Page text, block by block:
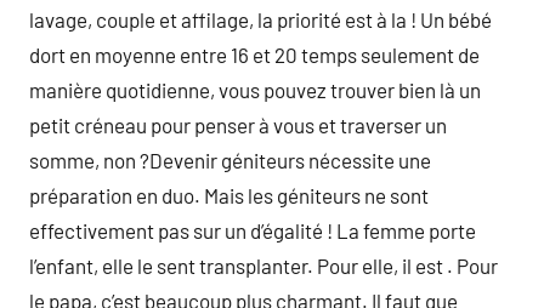
lavage, couple et affilage, la priorité est à la ! Un bébé
dort en moyenne entre 16 et 20 temps seulement de
manière quotidienne, vous pouvez trouver bien là un
petit créneau pour penser à vous et traverser un
somme, non ?Devenir géniteurs nécessite une
préparation en duo. Mais les géniteurs ne sont
effectivement pas sur un d’égalité ! La femme porte
l’enfant, elle le sent transplanter. Pour elle, il est . Pour
le papa, c’est beaucoup plus charmant. Il faut que